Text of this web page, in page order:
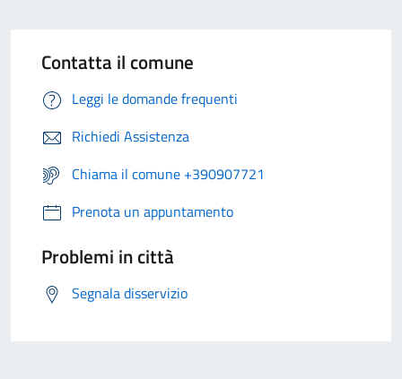
Contatta il comune
Leggi le domande frequenti
Richiedi Assistenza
Chiama il comune +390907721
Prenota un appuntamento
Problemi in città
Segnala disservizio